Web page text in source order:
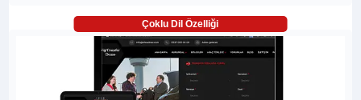
Çoklu Dil Özelliği